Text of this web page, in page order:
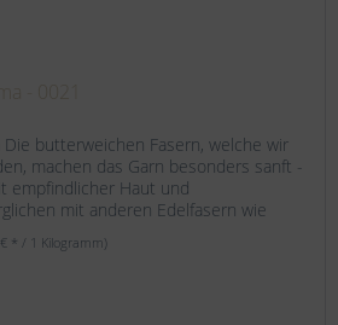
Die butterweichen Fasern, welche wir
machen das Garn besonders sanft -
empfindlicher Haut und
mit anderen Edelfasern wie
* / 1 Kilogramm)